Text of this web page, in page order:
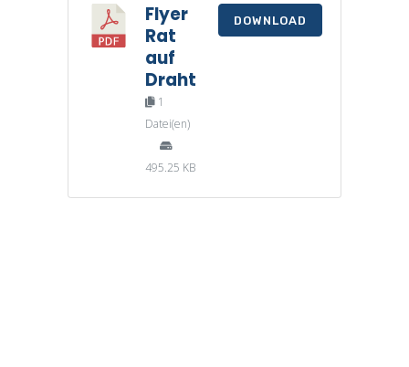
Flyer
Rat
auf
Draht
1
Datei(en)
495.25 KB
DOWNLOAD